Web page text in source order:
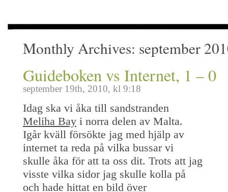
Monthly Archives: september
Guideboken vs Internet, 1 – 0
september 19th, 2010, kl 9:18
Idag ska vi åka till sandstranden
Meliha Bay i norra delen av Malta.
Igår kväll försökte jag med hjälp av
internet ta reda på vilka bussar vi
skulle åka för att ta oss dit. Trots att jag
visste vilka sidor jag skulle kolla på
och hade hittat en bild över